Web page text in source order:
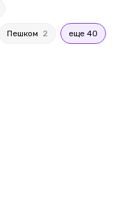
Пешком 2 еще 40